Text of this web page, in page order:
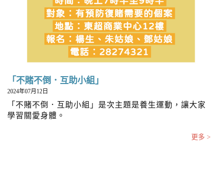
「不賭不倒．互助小組」
2024年07月12日
「不賭不倒．互助小組」是次主題是養生運動，讓大家
學習關愛身體。
更多 >